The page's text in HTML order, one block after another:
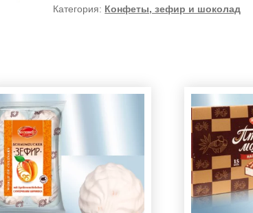
Категория: Конфеты, зефир и шоколад